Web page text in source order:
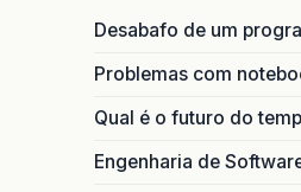
Desabafo de um
Problemas com
Qual é o futuro do
Engenharia de